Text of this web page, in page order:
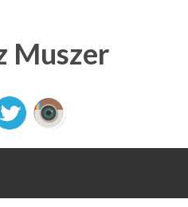
Muszer